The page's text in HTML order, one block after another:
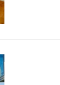
à Tokyo